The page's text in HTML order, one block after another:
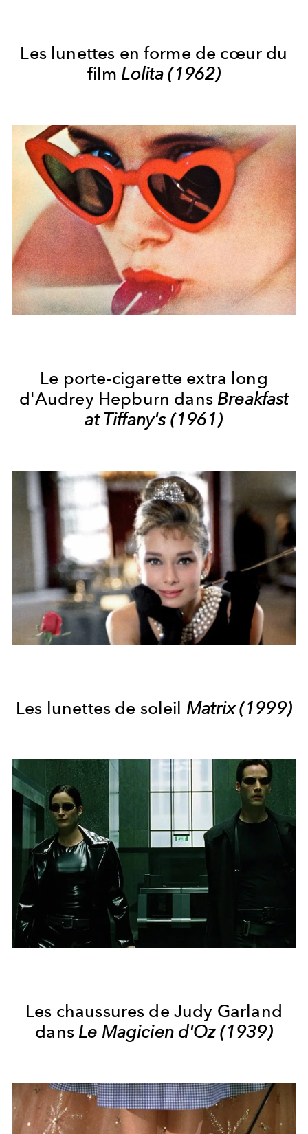
Les lunettes en forme de cœur du
film Lolita (1962)
Le porte-cigarette extra long
d'Audrey Hepburn dans Breakfast
at Tiffany's (1961)
Les lunettes de soleil Matrix (1999)
Les chaussures de Judy Garland
dans Le Magicien d'Oz (1939)